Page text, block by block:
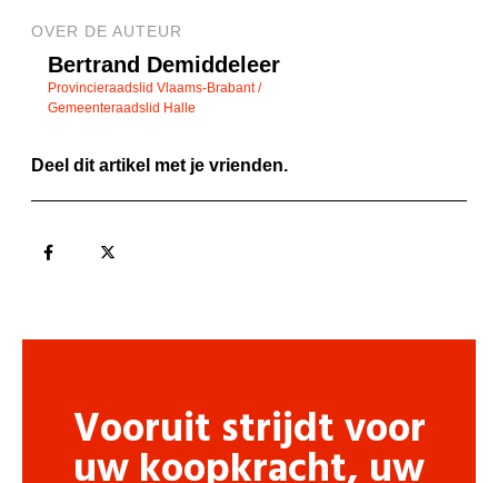
OVER DE AUTEUR
Bertrand Demiddeleer
Provincieraadslid Vlaams-Brabant /
Gemeenteraadslid Halle
Deel dit artikel met je vrienden.
Vooruit strijdt voor